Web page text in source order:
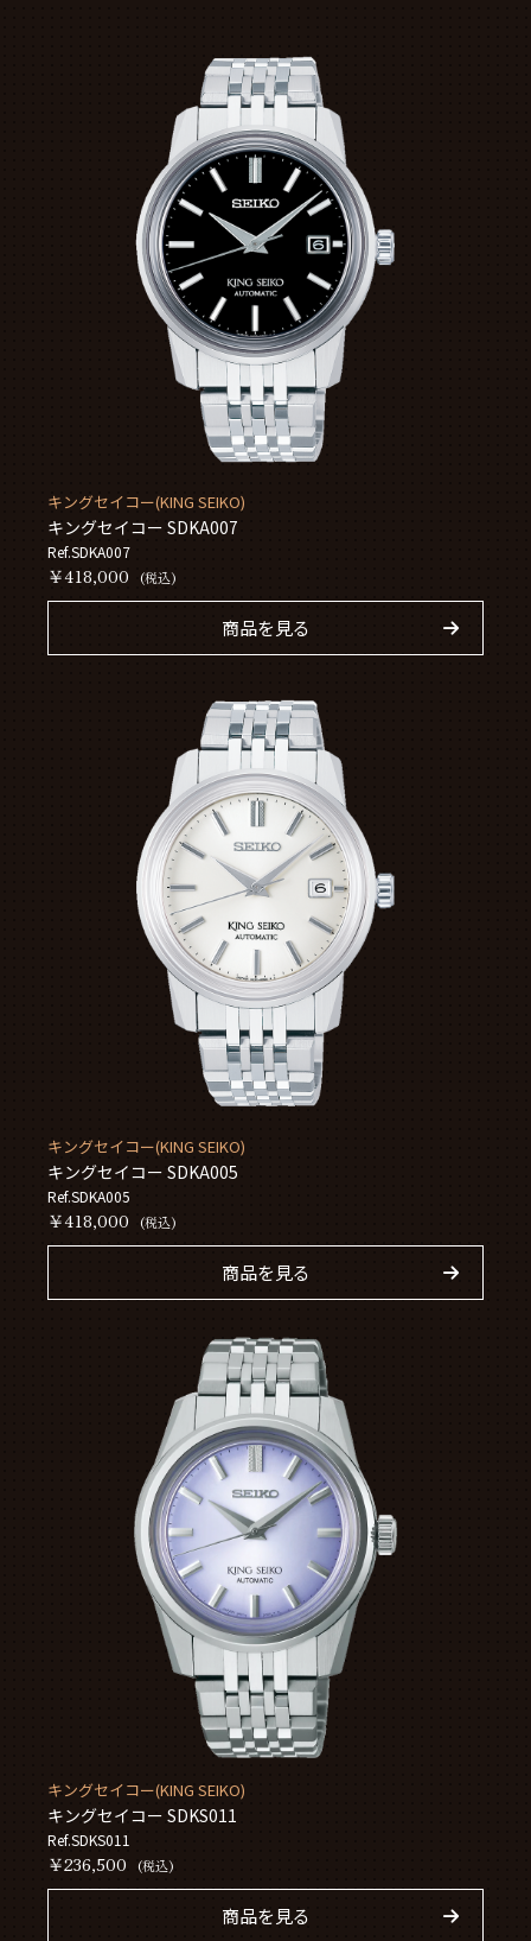
キングセイコー(KING SEIKO)
キングセイコー SDKA007
Ref.SDKA007
￥418,000 (税込)
商品を見る
キングセイコー(KING SEIKO)
キングセイコー SDKA005
Ref.SDKA005
￥418,000 (税込)
商品を見る
キングセイコー(KING SEIKO)
キングセイコー SDKS011
Ref.SDKS011
￥236,500 (税込)
商品を見る